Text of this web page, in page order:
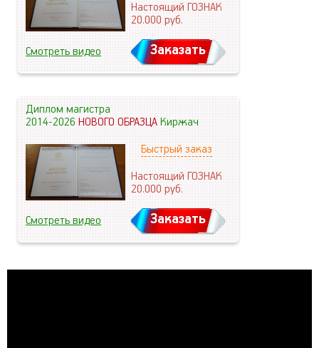
Настоящий ГОЗНАК
20.000руб.
Смотреть видео Заказать
Диплом магистра
2014-2026НОВОГО ОБРАЗЦАКиржач
Быстрый заказ
Настоящий ГОЗНАК
20.000руб.
Смотреть видео Заказать